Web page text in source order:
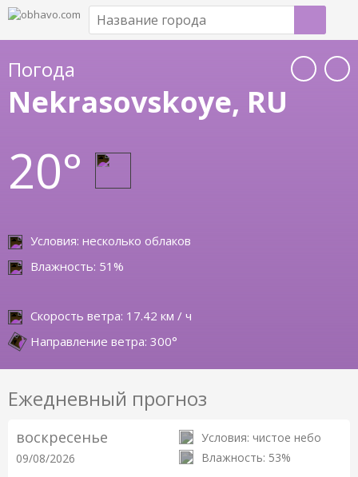
Погода
Nekrasovskoye, RU
20°
Условия: несколько облаков
Влажность: 51%
Скорость ветра: 17.42 км / ч
Направление ветра: 300°
Ежедневный прогноз
воскресенье
09/08/2026
Условия: чистое небо
Влажность: 53%